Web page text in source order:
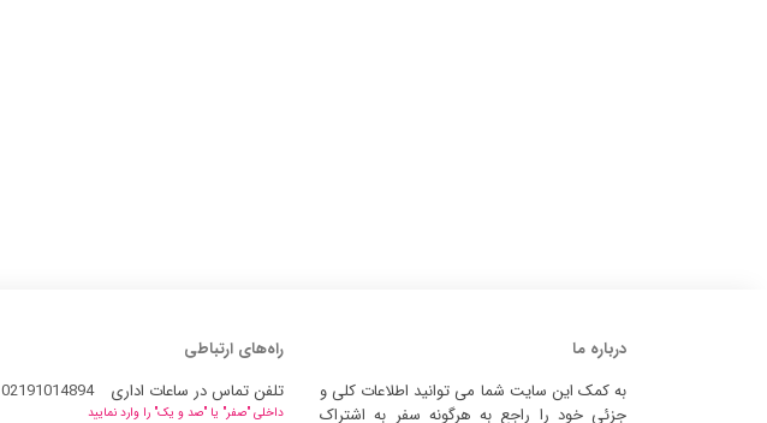
درباره ما
به کمک این سایت شما می توانید اطلاعات کلی و
جزئی خود را راجع به هرگونه سفر به اشتراک
راه‌های ارتباطی
تلفن تماس در ساعات اداری
02191014894
داخلی "صفر" یا "صد و یک" را وارد نمایید